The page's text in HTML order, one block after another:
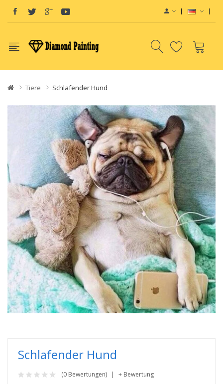
Tiere Schlafender Hund
Schlafender Hund
(0 Bewertungen) + Bewertung